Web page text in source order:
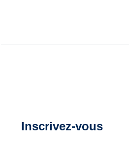
Inscrivez-vous